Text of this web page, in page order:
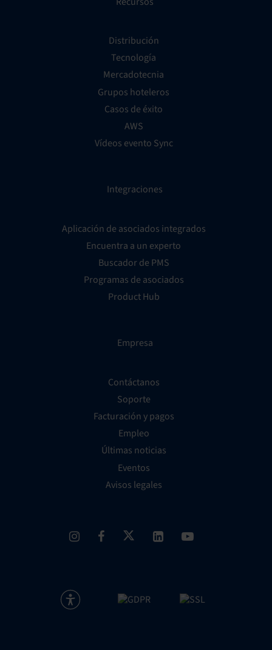
Distribución
Tecnología
Mercadotecnia
Grupos hoteleros
Casos de éxito
AWS
Vídeos evento Sync
Integraciones
Aplicación de asociados integrados
Encuentra a un experto
Buscador de PMS
Programas de asociados
Product Hub
Empresa
Contáctanos
Soporte
Facturación y pagos
Empleo
Últimas noticias
Eventos
Avisos legales